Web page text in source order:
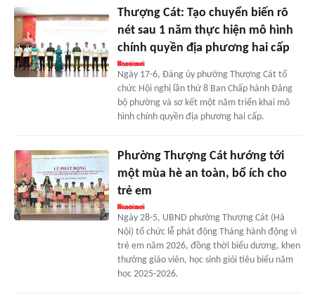
Thượng Cát: Tạo chuyển biến rõ
nét sau 1 năm thực hiện mô hình
chính quyền địa phương hai cấp
Ngày 17-6, Đảng ủy phường Thượng Cát tổ
chức Hội nghị lần thứ 8 Ban Chấp hành Đảng
bộ phường và sơ kết một năm triển khai mô
hình chính quyền địa phương hai cấp.
Phường Thượng Cát hướng tới
một mùa hè an toàn, bổ ích cho
trẻ em
Ngày 28-5, UBND phường Thượng Cát (Hà
Nội) tổ chức lễ phát động Tháng hành động vì
trẻ em năm 2026, đồng thời biểu dương, khen
thưởng giáo viên, học sinh giỏi tiêu biểu năm
học 2025-2026.